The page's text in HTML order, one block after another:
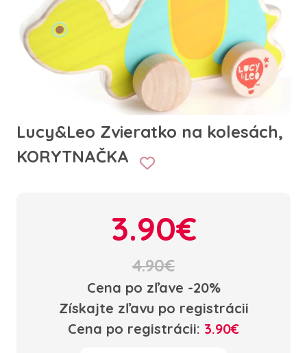
Lucy&Leo Zvieratko na kolesách,
KORYTNAČKA
3.90€
4.90€
Cena po zľave -20%
Získajte zľavu po registrácii
Cena po registrácii: 3.90€